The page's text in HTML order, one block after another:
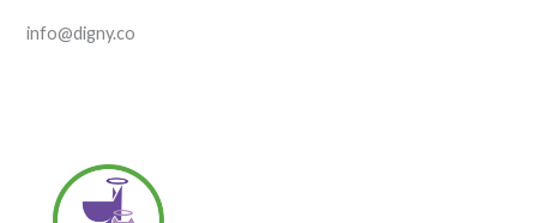
info@digny.co